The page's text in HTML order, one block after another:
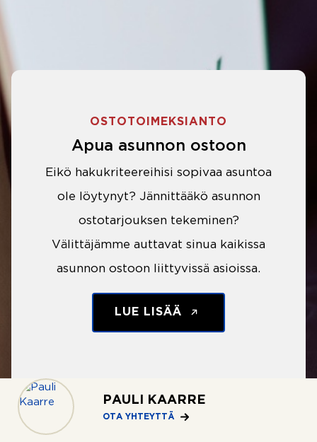
PAULI KAARRE
OTA YHTEYTTÄ
OSTOTOIMEKSIANTO
Apua asunnon ostoon
Eikö hakukriteereihisi sopivaa asuntoa
ole löytynyt? Jännittääkö asunnon
ostotarjouksen tekeminen?
Välittäjämme auttavat sinua kaikissa
asunnon ostoon liittyvissä asioissa.
LUE LISÄÄ